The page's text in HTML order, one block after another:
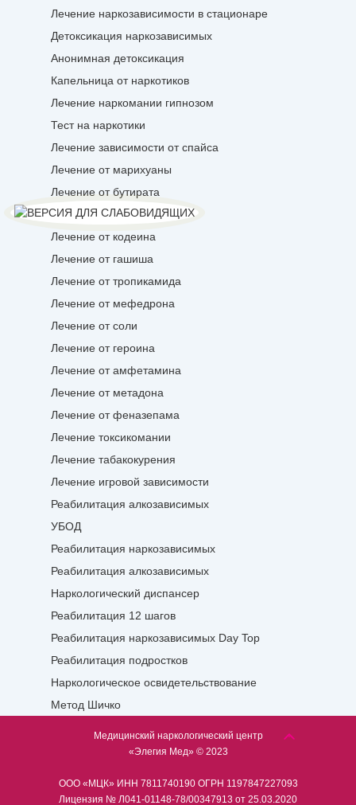
Лечение наркозависимости в стационаре
Детоксикация наркозависимых
Анонимная детоксикация
Капельница от наркотиков
Лечение наркомании гипнозом
Тест на наркотики
Лечение зависимости от спайса
Лечение от марихуаны
Лечение от бутирата
Лечение от лирики
Лечение от кодеина
Лечение от гашиша
Лечение от тропикамида
Лечение от мефедрона
Лечение от соли
Лечение от героина
Лечение от амфетамина
Лечение от метадона
Лечение от феназепама
Лечение токсикомании
Лечение табакокурения
Лечение игровой зависимости
Реабилитация алкозависимых
УБОД
Реабилитация наркозависимых
Реабилитация алкозависимых
Наркологический диспансер
Реабилитация 12 шагов
Реабилитация наркозависимых Day Top
Реабилитация подростков
Наркологическое освидетельствование
Метод Шичко
Медицинский наркологический центр
«Элегия Мед» © 2023
ООО «МЦК» ИНН 7811740190 ОГРН 1197847227093
Лицензия № Л041-01148-78/00347913 от 25.03.2020